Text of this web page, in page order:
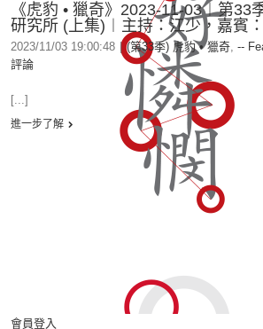
《虎豹 • 獵奇》2023-11-03︱第33
研究所 (上集)︱主持：江少，嘉賓
2023/11/03 19:00:48 | (第33季) 虎豹 • 獵奇, --
評論
[...]
進一步了解
會員登入